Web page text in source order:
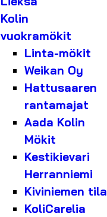
Kolin
vuokramökit
Linta-mökit
Weikan Oy
Hattusaaren
rantamajat
Aada Kolin
Mökit
Kestikievari
Herranniemi
Kiviniemen tila
KoliCarelia